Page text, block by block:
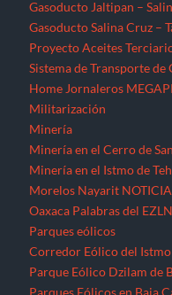
Gasoducto Jaltipan –
Gasoducto Salina Cruz –
Proyecto Aceites
Sistema de Transporte
Home Jornaleros
Militarización
Minería
Minería en el Cerro de
Minería en el Istmo de
Morelos Nayarit
Oaxaca Palabras del EZLN
Parques eólicos
Corredor Eólico del Istmo
Parque Eólico Dzilam de
Parques Eólicos en Baja